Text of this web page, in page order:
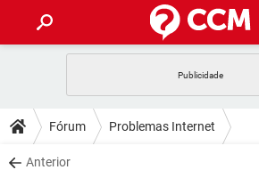
CELULAR
OUTLOOK
DICAS
JOGOS
DOWNLOADS
Fórum Problemas Internet
Anterior